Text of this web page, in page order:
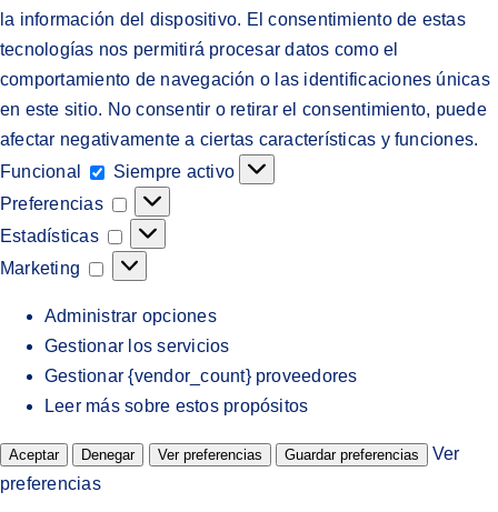
la información del dispositivo. El consentimiento de estas
tecnologías nos permitirá procesar datos como el
comportamiento de navegación o las identificaciones únicas
en este sitio. No consentir o retirar el consentimiento, puede
afectar negativamente a ciertas características y funciones.
Funcional
Funcional
Siempre activo
Preferencias
Preferencias
Estadísticas
Estadísticas
Marketing
Marketing
Administrar opciones
Gestionar los servicios
Gestionar {vendor_count} proveedores
Leer más sobre estos propósitos
Aceptar Denegar Ver preferencias Guardar preferencias
Ver
preferencias